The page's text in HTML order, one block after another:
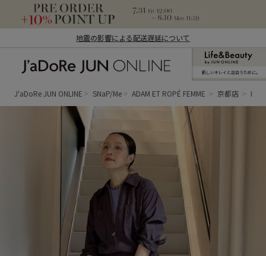
地震の影響による配送遅延について
ン オンライン）
新しいキレイと出合うために。
J'aDoRe JUN ONLINE SNaP/Me ADAM ET ROPÉ FEMME 京都店